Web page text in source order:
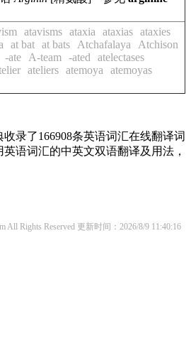
atavisms ataxia ataxias ataxies
at bat at bats Atchafalaya
Atchison
-ate A-team -ated
atelectases
ateliers atemoya
atemoyas
录了166908条英语词汇在线翻译词
语词汇的中英文双语翻译及用法，
All Rights Reserved 更新时间：2026/8/9 11:40:16